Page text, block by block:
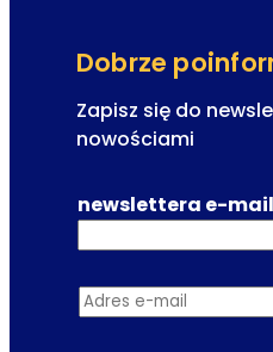
Dobrze
Zapisz się do
nowościami
newslettera e-
Adres e-mail